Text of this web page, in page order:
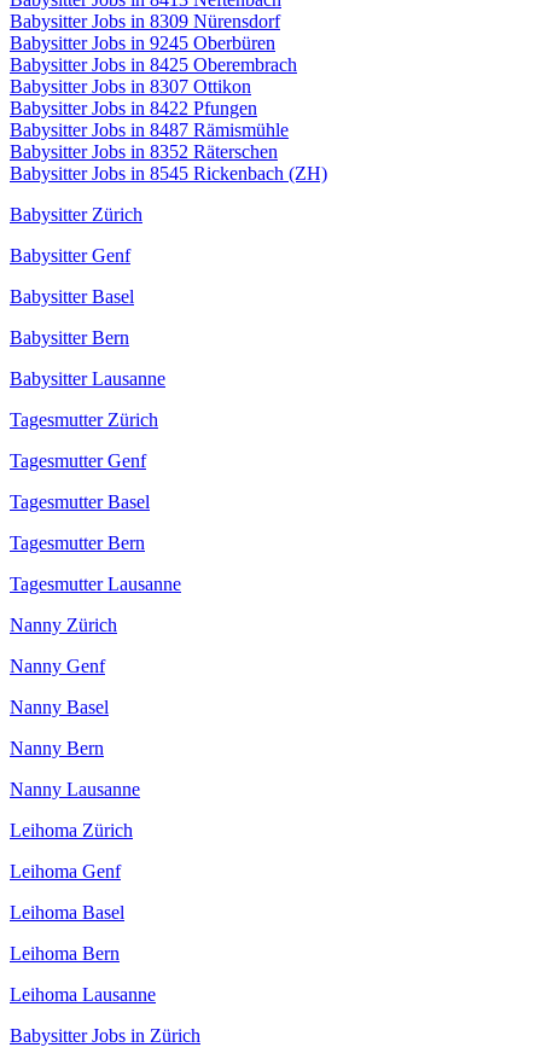
Babysitter Jobs in 8309 Nürensdorf
Babysitter Jobs in 9245 Oberbüren
Babysitter Jobs in 8425 Oberembrach
Babysitter Jobs in 8307 Ottikon
Babysitter Jobs in 8422 Pfungen
Babysitter Jobs in 8487 Rämismühle
Babysitter Jobs in 8352 Räterschen
Babysitter Jobs in 8545 Rickenbach (ZH)
Babysitter Zürich
Babysitter Genf
Babysitter Basel
Babysitter Bern
Babysitter Lausanne
Tagesmutter Zürich
Tagesmutter Genf
Tagesmutter Basel
Tagesmutter Bern
Tagesmutter Lausanne
Nanny Zürich
Nanny Genf
Nanny Basel
Nanny Bern
Nanny Lausanne
Leihoma Zürich
Leihoma Genf
Leihoma Basel
Leihoma Bern
Leihoma Lausanne
Babysitter Jobs in Zürich